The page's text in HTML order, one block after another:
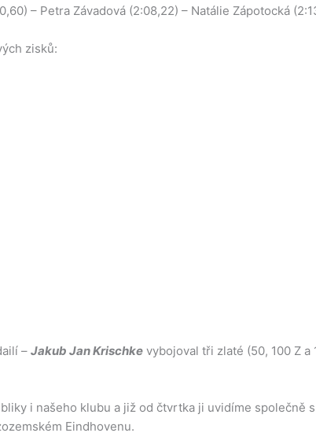
– Petra Závadová (2:08,22) – Natálie Zápotocká
zisků:
– Jakub Jan Krischke vybojoval tři zlaté (50, 100 Z a
i našeho klubu a již od čtvrtka ji uvidíme společně
Eindhovenu.